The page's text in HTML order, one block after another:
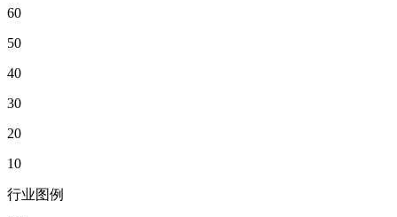
60
50
40
30
20
10
行业图例